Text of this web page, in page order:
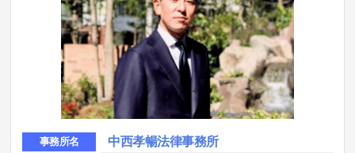
事務所名 中西孝暢法律事務所